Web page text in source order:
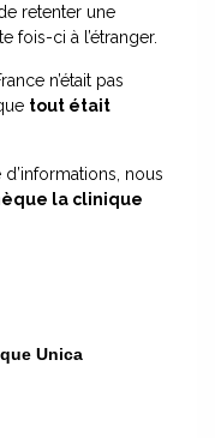
retenter une
fois-ci à l’étranger.
n’était pas
tout était
nous
la clinique
Unica